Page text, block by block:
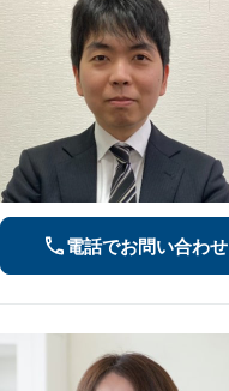
電話でお問い合わせ